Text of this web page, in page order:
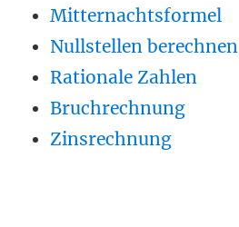
Mitternachtsformel
Nullstellen berechnen
Rationale Zahlen
Bruchrechnung
Zinsrechnung